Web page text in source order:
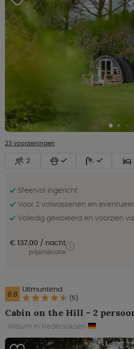
23 voorzieningen
2
Sfeervol ingericht
Voor 2 volwassenen en
Volledig geïsoleerd en voorzien
€ 137.00 nacht
prijsindicatie
8.8 Uitmuntend
(5)
Cabin on the Hill - 2
Wilsum in Nedersaksen